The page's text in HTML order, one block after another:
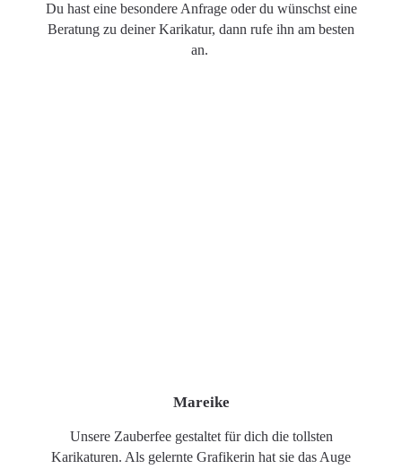
Du hast eine besondere Anfrage oder du wünschst eine
Beratung zu deiner Karikatur, dann rufe ihn am besten
an.
Mareike
Unsere Zauberfee gestaltet für dich die tollsten
Karikaturen. Als gelernte Grafikerin hat sie das Auge